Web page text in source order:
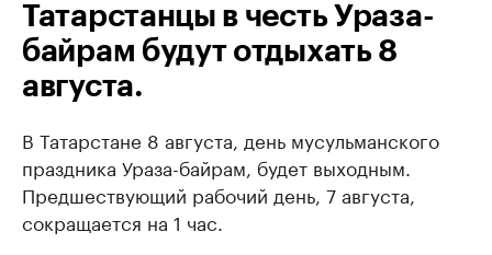
Татарстанцы в честь Ураза-
байрам будут отдыхать 8
августа.
В Татарстане 8 августа, день мусульманского
праздника Ураза-байрам, будет выходным.
Предшествующий рабочий день, 7 августа,
сокращается на 1 час.